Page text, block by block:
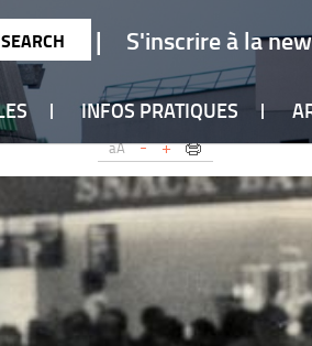
| S'inscrire à la
INFOS PRATIQUES
aA - +